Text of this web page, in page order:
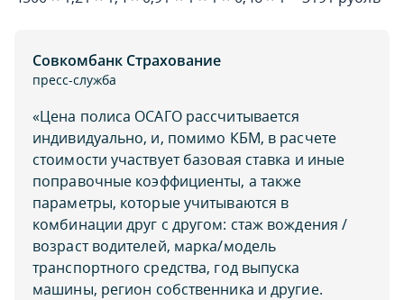
Совкомбанк Страхование
пресс-служба
«Цена полиса ОСАГО рассчитывается
индивидуально, и, помимо КБМ, в расчете
стоимости участвует базовая ставка и иные
поправочные коэффициенты, а также
параметры, которые учитываются в
комбинации друг с другом: стаж вождения /
возраст водителей, марка/модель
транспортного средства, год выпуска
машины, регион собственника и другие.